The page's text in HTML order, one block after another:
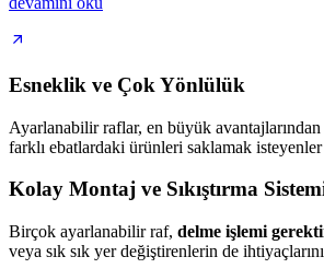
Esneklik ve Çok Yönlülük
Ayarlanabilir raflar, en büyük
farklı ebatlardaki ürünleri saklamak
Kolay Montaj ve Sıkıştırma
Birçok ayarlanabilir raf, delme işlemi
veya sık sık yer değiştirenlerin de